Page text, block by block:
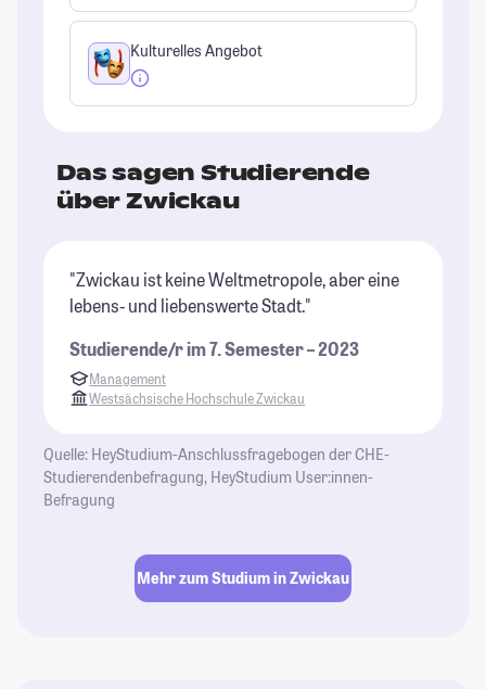
Kulturelles Angebot
Das sagen Studierende
über Zwickau
"Zwickau ist keine Weltmetropole, aber eine
lebens- und liebenswerte Stadt."
Studierende/r im 7. Semester – 2023
Management
Westsächsische Hochschule Zwickau
Quelle: HeyStudium-Anschlussfragebogen der CHE-
Studierendenbefragung, HeyStudium User:innen-
Befragung
Mehr zum Studium in Zwickau